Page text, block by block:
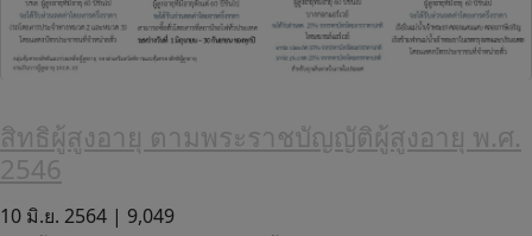
สิทธิผู้สูงอายุ ตามพระราชบัญญัติผู้สูงอายุ พ.ศ.
2546
10 มิ.ย. 2564 | 9,049